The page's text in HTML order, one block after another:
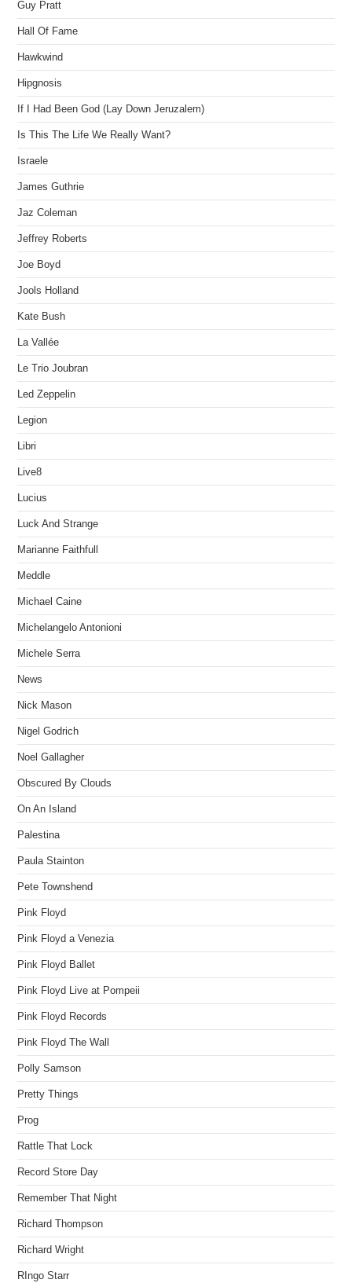
Guy Pratt
Hall Of Fame
Hawkwind
Hipgnosis
If I Had Been God (Lay Down Jeruzalem)
Is This The Life We Really Want?
Israele
James Guthrie
Jaz Coleman
Jeffrey Roberts
Joe Boyd
Jools Holland
Kate Bush
La Vallée
Le Trio Joubran
Led Zeppelin
Legion
Libri
Live8
Lucius
Luck And Strange
Marianne Faithfull
Meddle
Michael Caine
Michelangelo Antonioni
Michele Serra
News
Nick Mason
Nigel Godrich
Noel Gallagher
Obscured By Clouds
On An Island
Palestina
Paula Stainton
Pete Townshend
Pink Floyd
Pink Floyd a Venezia
Pink Floyd Ballet
Pink Floyd Live at Pompeii
Pink Floyd Records
Pink Floyd The Wall
Polly Samson
Pretty Things
Prog
Rattle That Lock
Record Store Day
Remember That Night
Richard Thompson
Richard Wright
RIngo Starr